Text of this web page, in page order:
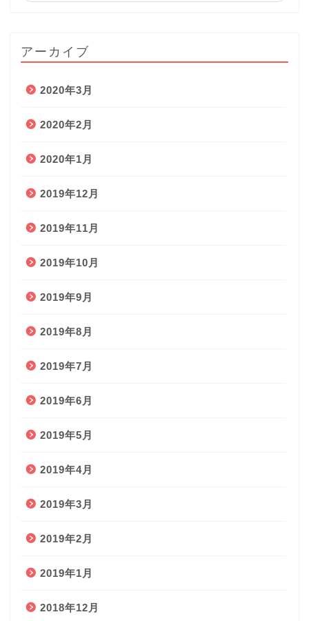
アーカイブ
2020年3月
2020年2月
2020年1月
2019年12月
2019年11月
2019年10月
2019年9月
2019年8月
2019年7月
2019年6月
2019年5月
2019年4月
2019年3月
2019年2月
2019年1月
2018年12月